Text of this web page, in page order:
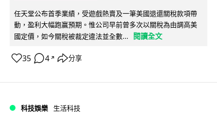
任天堂公布首季業績，受遊戲熱賣及一筆美國退還關稅款項帶
動，盈利大幅跑贏預期。惟公司早前曾多次以關稅為由調高美
國定價，如今關稅被裁定違法並全數...
閱讀全文
35 4 ↗ 分享
科技娛樂 生活科技